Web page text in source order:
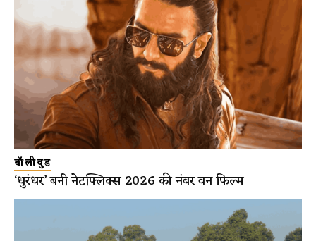
बॉलीवुड
‘धुरंधर’ बनी नेटफ्लिक्स 2026 की नंबर वन फिल्म